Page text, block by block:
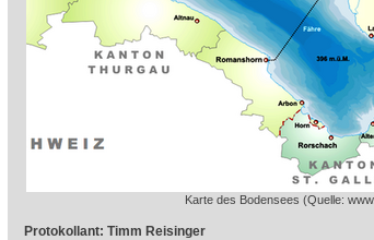
Karte des Bodensees (Quelle:
Protokollant: Timm Reisinger